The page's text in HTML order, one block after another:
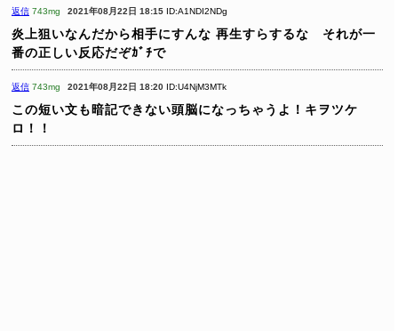
返信 743mg 2021年08月22日 18:15 ID:A1NDI2NDg
炎上狙いなんだから相手にすんな 再生すらするな それが一
番の正しい反応だぞｶﾞﾁで
返信 743mg 2021年08月22日 18:20 ID:U4NjM3MTk
この短い文も暗記できない頭脳になっちゃうよ！キヲツケ
ロ！！